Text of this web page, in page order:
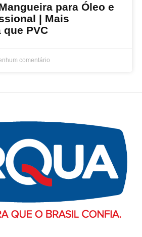
para Óleo e
| Mais
PVC
comentário